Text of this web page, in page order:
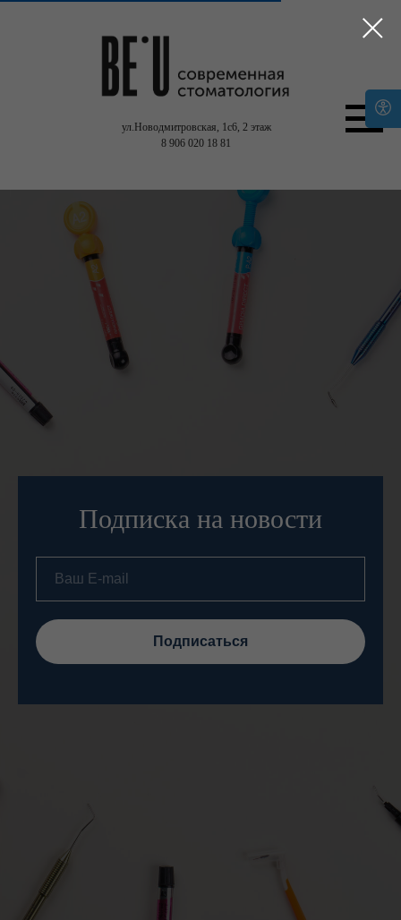
ул.Новодмитровская, 1с6, 2 этаж
8 906 020 18 81
Подписка на новости
Подписаться